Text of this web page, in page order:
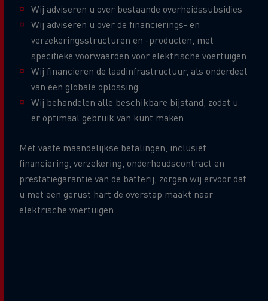
Wij adviseren u over bestaande overheidssubsidies
Wij adviseren u over de financierings- en
verzekeringsstructuren en -producten, met
specifieke voorwaarden voor elektrische voertuigen.
Wij financieren de laadinfrastructuur, als onderdeel
van een globale oplossing
Wij behandelen alle beschikbare bijstand, zodat u
er optimaal gebruik van kunt maken
Met vaste maandelijkse betalingen, inclusief
financiering, verzekering, onderhoudscontract en
prestatiegarantie van de batterij, zorgen wij ervoor dat
u met een gerust hart de overstap maakt naar
elektrische voertuigen.